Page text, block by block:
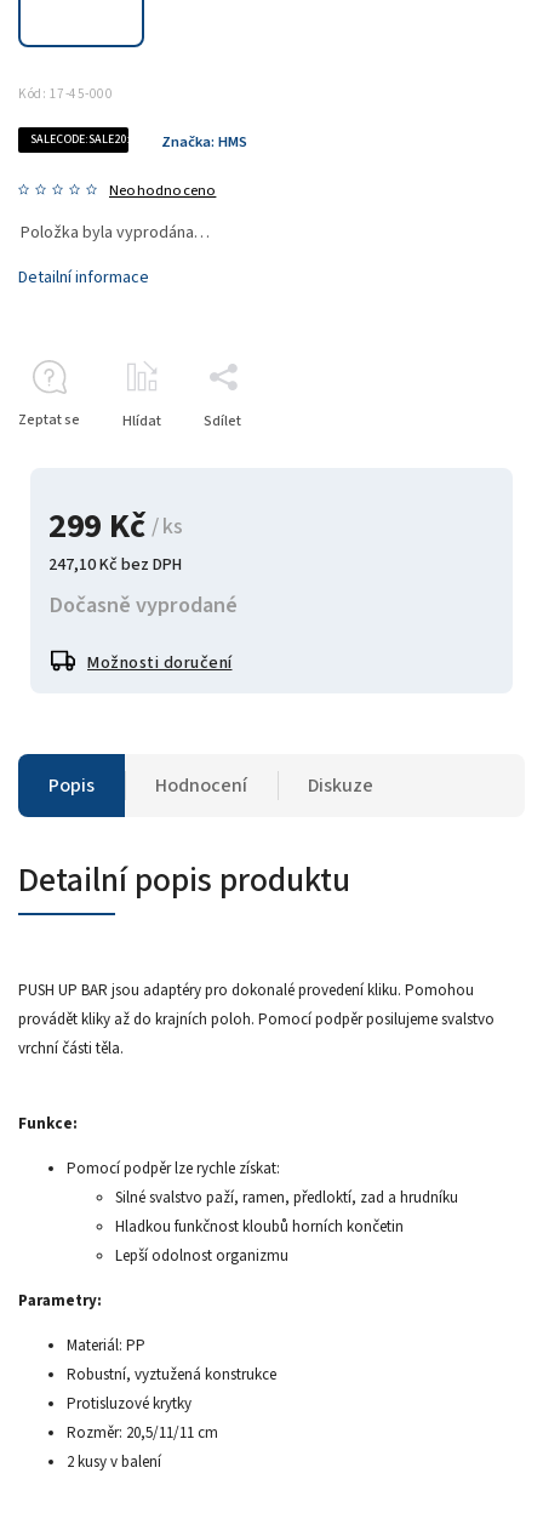
Kód: 17-45-000
SALECODE:SALE20:20:%
Neohodnoceno
Značka: HMS
299 Kč / ks
247,10 Kč bez DPH
Dočasně vyprodané
Možnosti doručení
Položka byla vyprodána…
Detailní informace
Zeptat se Hlídat Sdílet
Popis Hodnocení Diskuze
Detailní popis produktu
PUSH UP BAR jsou adaptéry pro dokonalé provedení kliku. Pomohou
provádět kliky až do krajních poloh. Pomocí podpěr posilujeme svalstvo
vrchní části těla.
Funkce:
Pomocí podpěr lze rychle získat:
Silné svalstvo paží, ramen, předloktí, zad a hrudníku
Hladkou funkčnost kloubů horních končetin
Lepší odolnost organizmu
Parametry:
Materiál: PP
Robustní, vyztužená konstrukce
Protisluzové krytky
Rozměr: 20,5/11/11 cm
2 kusy v balení